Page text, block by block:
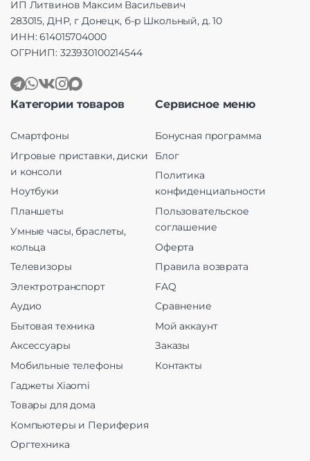
ИП Литвинов Максим Васильевич
283015, ДНР, г Донецк, б-р Школьный, д. 10
ИНН: 614015704000
ОГРНИП: 323930100214544
Категории товаров
Смартфоны
Игровые приставки, диски
и консоли
Ноутбуки
Планшеты
Умные часы, браслеты,
кольца
Телевизоры
Электротранспорт
Аудио
Бытовая техника
Аксессуары
Мобильные телефоны
Гаджеты Xiaomi
Товары для дома
Компьютеры и Периферия
Оргтехника
Сервисное меню
Бонусная программа
Блог
Политика
конфиденциальности
Пользовательское
соглашение
Оферта
Правила возврата
FAQ
Сравнение
Мой аккаунт
Заказы
Контакты